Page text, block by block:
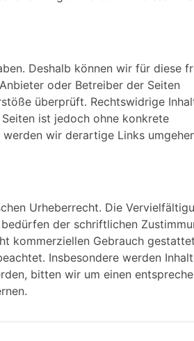
Deshalb können wir für diese
oder Betreiber der Seiten
überprüft. Rechtswidrige
ist jedoch ohne konkrete
wir derartige Links
Urheberrecht. Die
der schriftlichen
kommerziellen Gebrauch
Insbesondere werden
bitten wir um einen